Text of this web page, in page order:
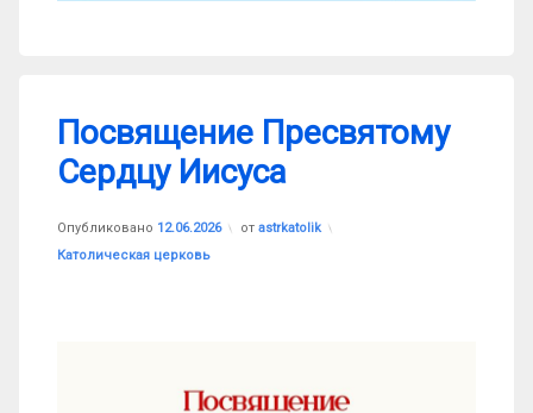
Посвящение Пресвятому
Сердцу Иисуса
Опубликовано 12.06.2026 от astrkatolik
Рубрики:
Католическая церковь